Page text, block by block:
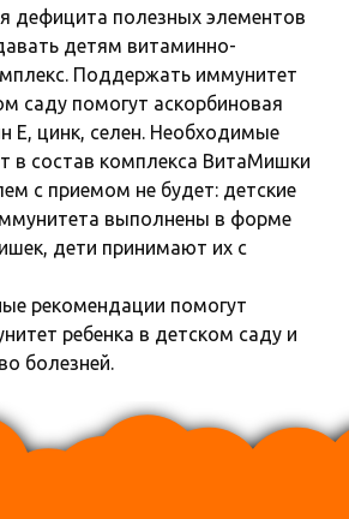
дефицита полезных элементов
детям витаминно-
Поддержать иммунитет
саду помогут аскорбиновая
Е, цинк, селен. Необходимые
в состав комплекса ВитаМишки
с приемом не будет: детские
выполнены в форме
дети принимают их с
рекомендации помогут
ребенка в детском саду и
болезней.